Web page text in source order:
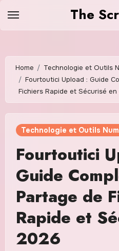
The
Home
Technologie et Outils
Fourtoutici Upload : Guide
Fichiers Rapide et Sécurisé
Technologie et Outils
Fourtoutici
Guide
Partage de
Rapide et
2026